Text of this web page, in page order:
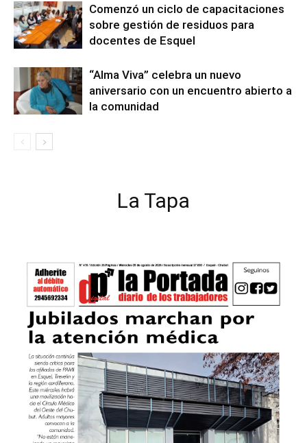
Comenzó un ciclo de capacitaciones
sobre gestión de residuos para
docentes de Esquel
“Alma Viva” celebra un nuevo
aniversario con un encuentro abierto a
la comunidad
La Tapa